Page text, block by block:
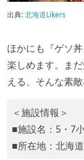
出典:北海道Likers
ほかにも『ゲソ
楽しめます。ま
える、そんな素敵
＜施設情報＞
■施設名：5・7
■所在地：北海